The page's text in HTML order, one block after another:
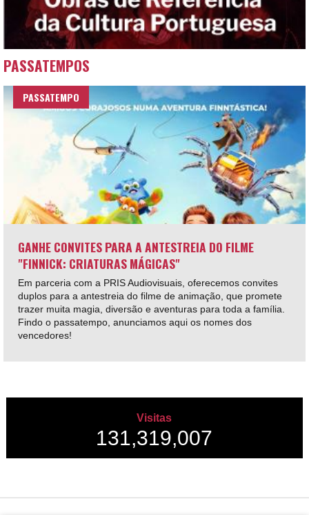
PASSATEMPOS
PASSATEMPO
GANHE CONVITES PARA A ANTESTREIA DO FILME
"FINNICK: CRIATURAS MÁGICAS"
Em parceria com a PRIS Audiovisuais, oferecemos convites
duplos para a antestreia do filme de animação, que promete
trazer muita magia, diversão e aventuras para toda a família.
Findo o passatempo, anunciamos aqui os nomes dos
vencedores!
Visitas
131,319,007